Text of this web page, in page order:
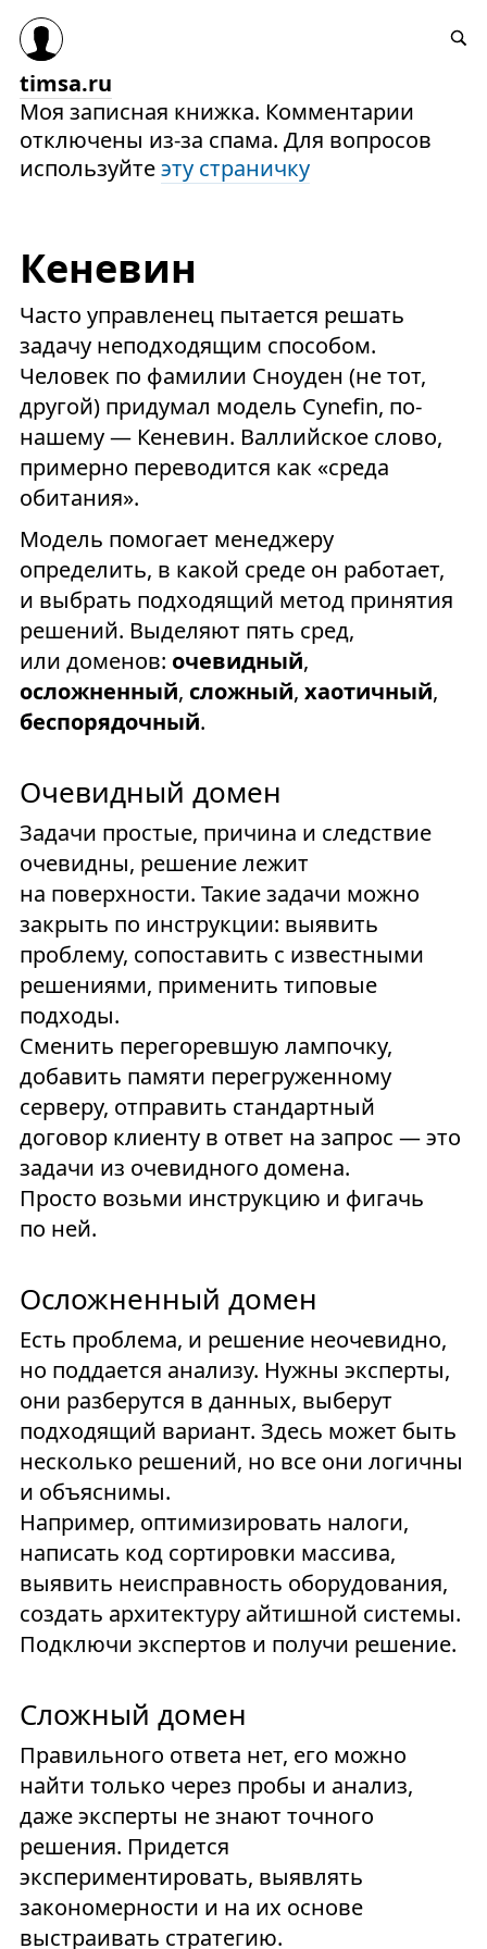
timsa.ru
Моя записная книжка. Комментарии
отключены из-за спама. Для вопросов
используйтеэту страничку
Кеневин
Часто управленец пытается решать
задачу неподходящим способом.
Человек по фамилии Сноуден (не тот,
другой) придумал модель Cynefin, по-
нашему — Кеневин. Валлийское слово,
примерно переводится как «среда
обитания».
Модель помогает менеджеру
определить, в какой среде он работает,
и выбрать подходящий метод принятия
решений. Выделяют пять сред,
или доменов: очевидный,
осложненный, сложный, хаотичный,
беспорядочный.
Очевидный домен
Задачи простые, причина и следствие
очевидны, решение лежит
на поверхности. Такие задачи можно
закрыть по инструкции: выявить
проблему, сопоставить с известными
решениями, применить типовые
подходы.
Сменить перегоревшую лампочку,
добавить памяти перегруженному
серверу, отправить стандартный
договор клиенту в ответ на запрос — это
задачи из очевидного домена.
Просто возьми инструкцию и фигачь
по ней.
Осложненный домен
Есть проблема, и решение неочевидно,
но поддается анализу. Нужны эксперты,
они разберутся в данных, выберут
подходящий вариант. Здесь может быть
несколько решений, но все они логичны
и объяснимы.
Например, оптимизировать налоги,
написать код сортировки массива,
выявить неисправность оборудования,
создать архитектуру айтишной системы.
Подключи экспертов и получи решение.
Сложный домен
Правильного ответа нет, его можно
найти только через пробы и анализ,
даже эксперты не знают точного
решения. Придется
экспериментировать, выявлять
закономерности и на их основе
выстраивать стратегию.